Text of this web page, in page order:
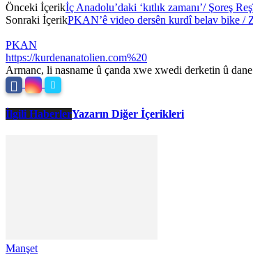
Önceki İçerikİç Anadolu’daki ‘kıtlık zamanı’/ Şoreş
Sonraki İçerikPKAN’ê video dersên kurdî belav bike /
PKAN
https://kurdenanatolien.com%20
Armanc, li nasname û çanda xwe xwedi derketin û
İlgili HaberlerYazarın Diğer İçerikleri
Manşet